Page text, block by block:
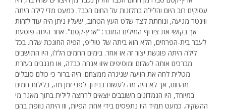
עסוקים רוב היום והלילה בתלונות על החום הכבד. כמעט מדי לילה היתה
ווינטר מגיעה, ונוחתת לצד שלט העץ הטחוב, שעליו ניתן היה עוד לזהות
אך בקושי את צירוף המילים המוכר: "ארץ-קסם". אחר היתה פוסעת
לעבר בית-הפרחים, הלא הוא ביתה של טוּליפּ, הפיה החונכת שלה. בכל
לילה היתה פוגשת יצור זה או אחר. בימים החמים הללו, היו התושבים
מברכים אותה לשלום ומוסיפים איזו אנחה כבדה, או מנגבים בעזרת
מטלית לחה את הזיעה שניגרה ממצחם. היה ברור כי כולם סובלים
מהחום, אך לא היה מה לעשות בנידון. לפני זמן מה, בלילות חמים
במיוחד, היו הגמדונים השובבים יוצאים לרחצה לילית בתוך מאגר מי
ההשקיה. כמעט תמיד היו נתפסים בידי אחת הפיות, וזו היתה נוזפת בהם